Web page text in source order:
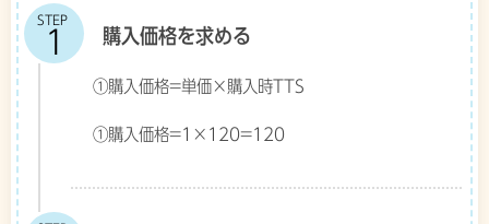
STEP
購入価格を求める
①購入価格=単価×購入時TTS
①購入価格=1×120=120